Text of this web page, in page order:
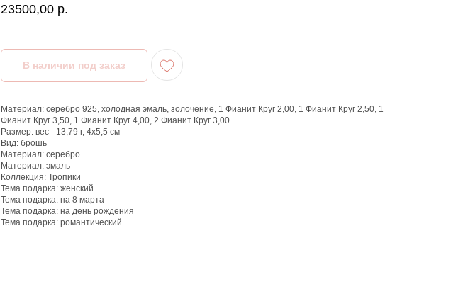
23500,00 р.
Материал: серебро 925, холодная эмаль, золочение, 1 Фианит Круг 2,00, 1 Фианит Круг 2,50, 1
Фианит Круг 3,50, 1 Фианит Круг 4,00, 2 Фианит Круг 3,00
Размер: вес - 13,79 г, 4х5,5 см
Вид: брошь
Материал: серебро
Материал: эмаль
Коллекция: Тропики
Тема подарка: женский
Тема подарка: на 8 марта
Тема подарка: на день рождения
Тема подарка: романтический